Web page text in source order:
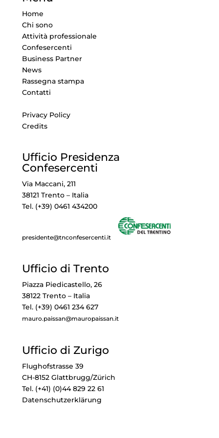
Home
Chi sono
Attività professionale
Confesercenti
Business Partner
News
Rassegna stampa
Contatti
Privacy Policy
Credits
Ufficio Presidenza
Confesercenti
Via Maccani, 211
38121 Trento – Italia
Tel. (+39) 0461 434200
presidente@tnconfesercenti.it
Ufficio di Trento
Piazza Piedicastello, 26
38122 Trento – Italia
Tel. (+39) 0461 234 627
mauro.paissan@mauropaissan.it
Ufficio di Zurigo
Flughofstrasse 39
CH-8152 Glattbrugg/Zürich
Tel. (+41) (0)44 829 22 61
Datenschutzerklärung